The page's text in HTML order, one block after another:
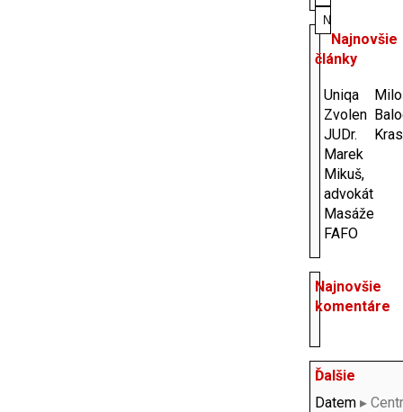
Najnovšie
články
Uniqa
Zvolen
JUDr.
Marek
Mikuš,
advokát
Masáže
FAFO
Najnovšie
komentáre
Ďalšie
Datem ▸